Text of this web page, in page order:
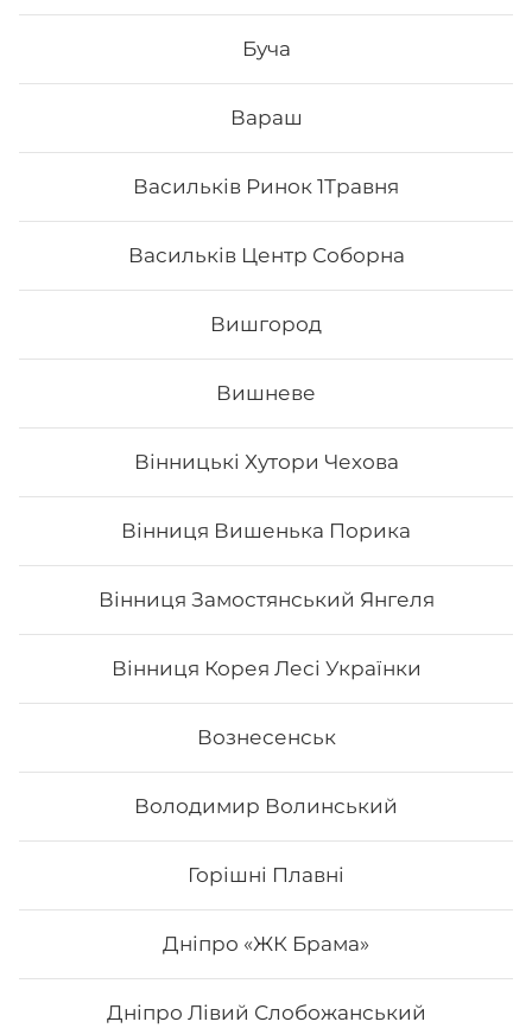
Буча
Вараш
Васильків Ринок 1Травня
Васильків Центр Соборна
Вишгород
Вишневе
Вінницькі Хутори Чехова
Вінниця Вишенька Порика
Вінниця Замостянський Янгеля
Вінниця Корея Лесі Українки
Вознесенськ
Володимир Волинський
Горішні Плавні
Дніпро «ЖК Брама»
Дніпро Лівий Слобожанський
Вага: 960 г Склад: макі філа, філадельфія класік з
₴